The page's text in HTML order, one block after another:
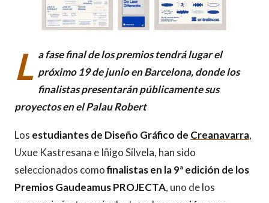
L a fase final de los premios tendrá lugar el
próximo 19 de junio en Barcelona, donde los
finalistas presentarán públicamente sus
proyectos en el Palau Robert
Los estudiantes de Diseño Gráfico de Creanavarra,
Uxue Kastresana e Iñigo Silvela, han sido
seleccionados comofinalistas en la 9ª edición de los
Premios Gaudeamus PROJECTA, uno de los